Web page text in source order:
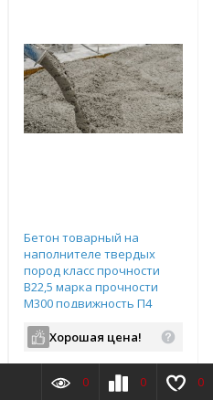
Бетон товарный на
наполнителе твердых
пород класс прочности
В22,5 марка прочности
М300 подвижность П4
Хорошая цена!
Цена: м3 0 0 0